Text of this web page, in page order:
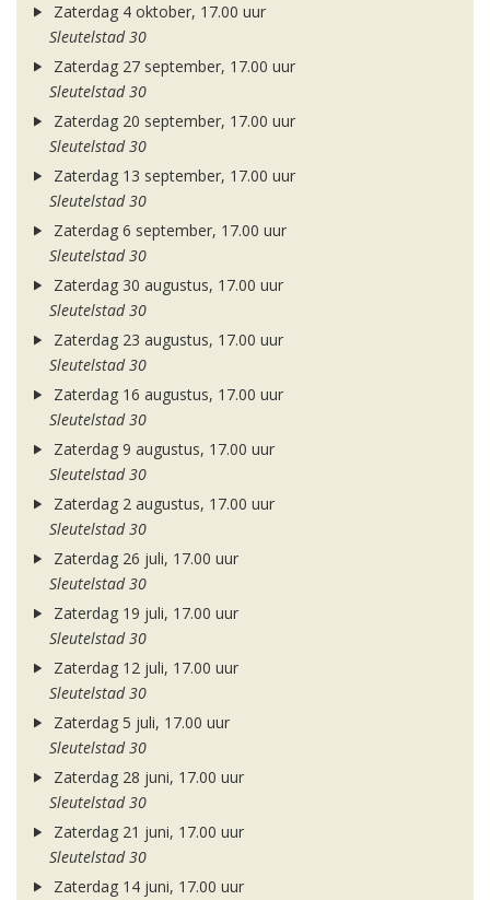
Zaterdag 4 oktober, 17.00 uur
Sleutelstad 30
Zaterdag 27 september, 17.00 uur
Sleutelstad 30
Zaterdag 20 september, 17.00 uur
Sleutelstad 30
Zaterdag 13 september, 17.00 uur
Sleutelstad 30
Zaterdag 6 september, 17.00 uur
Sleutelstad 30
Zaterdag 30 augustus, 17.00 uur
Sleutelstad 30
Zaterdag 23 augustus, 17.00 uur
Sleutelstad 30
Zaterdag 16 augustus, 17.00 uur
Sleutelstad 30
Zaterdag 9 augustus, 17.00 uur
Sleutelstad 30
Zaterdag 2 augustus, 17.00 uur
Sleutelstad 30
Zaterdag 26 juli, 17.00 uur
Sleutelstad 30
Zaterdag 19 juli, 17.00 uur
Sleutelstad 30
Zaterdag 12 juli, 17.00 uur
Sleutelstad 30
Zaterdag 5 juli, 17.00 uur
Sleutelstad 30
Zaterdag 28 juni, 17.00 uur
Sleutelstad 30
Zaterdag 21 juni, 17.00 uur
Sleutelstad 30
Zaterdag 14 juni, 17.00 uur